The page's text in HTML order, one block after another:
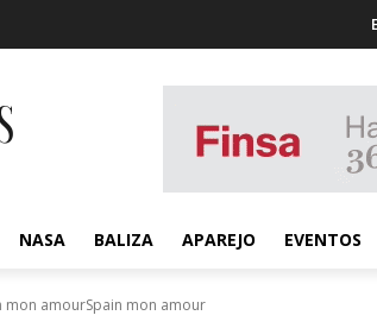
NASA BALIZA APAREJO EVENTOS
mon amourSpain mon amour